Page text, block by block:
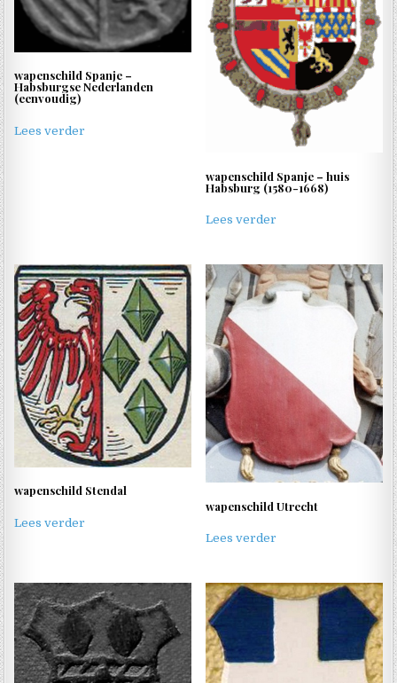
wapenschild Spanje –
Habsburgse Nederlanden
(eenvoudig)
Lees verder
wapenschild Spanje – huis
Habsburg (1580-1668)
Lees verder
wapenschild Stendal
Lees verder
wapenschild Utrecht
Lees verder